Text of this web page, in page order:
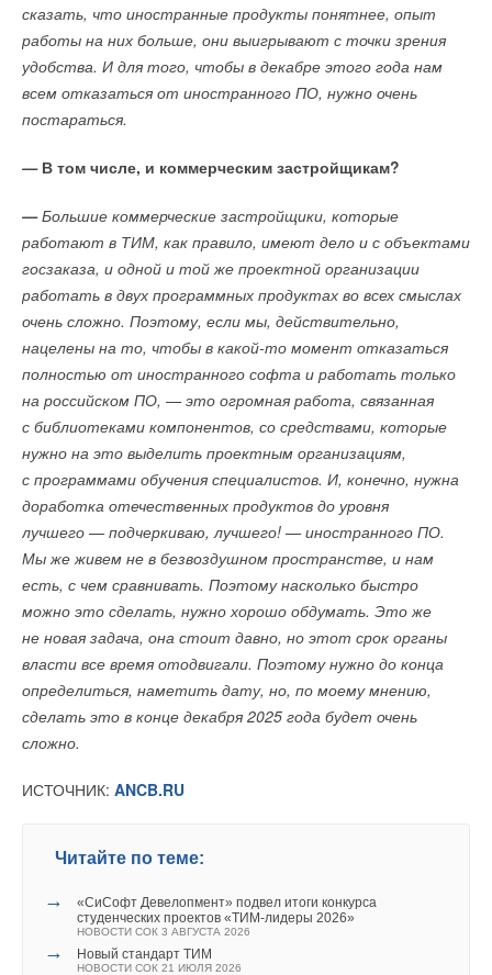
сказать, что иностранные продукты понятнее, опыт
работы на них больше, они выигрывают с точки зрения
удобства. И для того, чтобы в декабре этого года нам
всем отказаться от иностранного ПО, нужно очень
постараться.
— В том числе, и коммерческим застройщикам?
—Большие коммерческие застройщики, которые
работают в ТИМ, как правило, имеют дело и с объектами
госзаказа, и одной и той же проектной организации
работать в двух программных продуктах во всех смыслах
очень сложно. Поэтому, если мы, действительно,
нацелены на то, чтобы в какой-то момент отказаться
полностью от иностранного софта и работать только
на российском ПО, — это огромная работа, связанная
с библиотеками компонентов, со средствами, которые
нужно на это выделить проектным организациям,
с программами обучения специалистов. И, конечно, нужна
доработка отечественных продуктов до уровня
лучшего — подчеркиваю, лучшего! — иностранного ПО.
Мы же живем не в безвоздушном пространстве, и нам
есть, с чем сравнивать. Поэтому насколько быстро
можно это сделать, нужно хорошо обдумать. Это же
не новая задача, она стоит давно, но этот срок органы
власти все время отодвигали. Поэтому нужно до конца
определиться, наметить дату, но, по моему мнению,
сделать это в конце декабря 2025 года будет очень
сложно.
ИСТОЧНИК: ANCB.RU
Читайте по теме:
→
«СиСофт Девелопмент» подвел итоги конкурса
студенческих проектов «ТИМ-лидеры 2026»
НОВОСТИ СОК 3 АВГУСТА 2026
→ Новый стандарт ТИМ
НОВОСТИ СОК 21 ИЮЛЯ 2026